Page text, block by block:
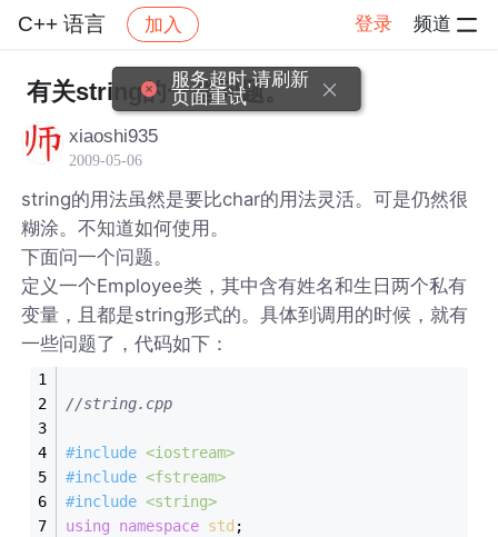
C++ 语言 加入 登录 频道
社区 C++ 语言 帖子详情
有关string的一些问题。
xiaoshi935
2009-05-06
string的用法虽然是要比char的用法灵活。可是仍然很
糊涂。不知道如何使用。
下面问一个问题。
定义一个Employee类，其中含有姓名和生日两个私有
变量，且都是string形式的。具体到调用的时候，就有
一些问题了，代码如下：
//string.cpp
#include <iostream>
#include <fstream>
#include <string>
using
namespace std ;
服务超时,请刷新
页面重试